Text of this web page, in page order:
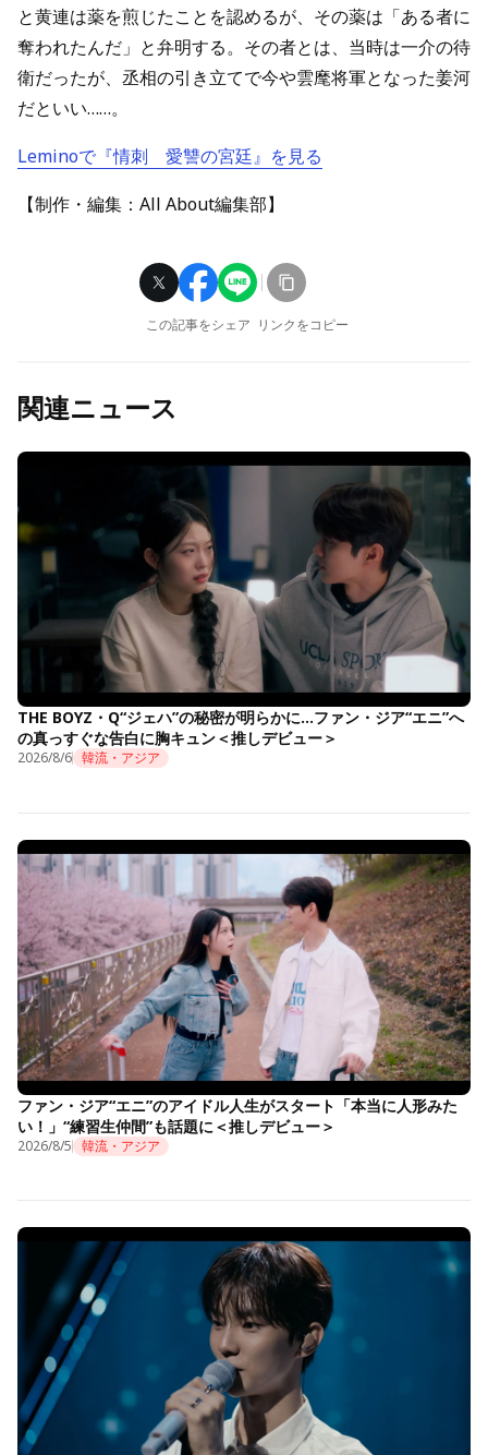
と黄連は薬を煎じたことを認めるが、その薬は「ある者に
奪われたんだ」と弁明する。その者とは、当時は一介の待
衛だったが、丞相の引き立てで今や雲麾将軍となった姜河
だといい……。
Leminoで『情刺 愛讐の宮廷』を見る
【制作・編集：All About編集部】
この記事をシェア リンクをコピー
関連ニュース
THE BOYZ・Q“ジェハ”の秘密が明らかに…ファン・ジア“エニ”へ
の真っすぐな告白に胸キュン＜推しデビュー＞
2026/8/6 韓流・アジア
ファン・ジア“エニ”のアイドル人生がスタート「本当に人形みた
い！」“練習生仲間”も話題に＜推しデビュー＞
2026/8/5 韓流・アジア